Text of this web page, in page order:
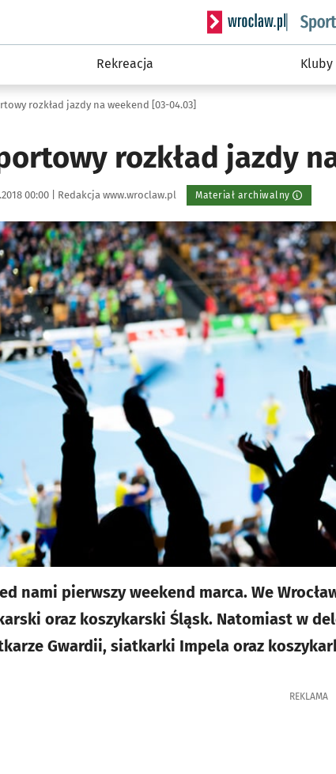
Serwis informacyjny
Rekreacja Kluby
rozkład jazdy na weekend [03-04.03]
rozkład jazdy
00:00 | Autor:
Redakcja www.wroclaw.pl Materiał archiwalny
aby powiększyć
nami pierwszy weekend marca. We
oraz koszykarski Śląsk. Natomiast w
Gwardii, siatkarki Impela oraz
REKLAMA